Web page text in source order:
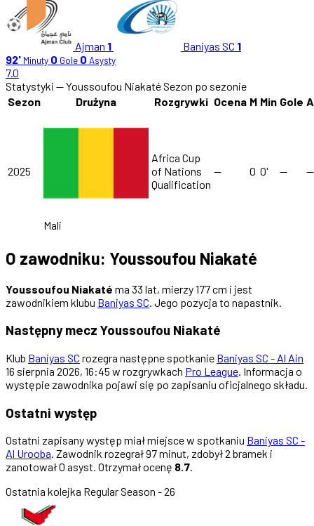
Ajman 1 Baniyas SC 1
92' Minuty 0 Gole 0 Asysty
7.0
Statystyki — Youssoufou NiakatéSezon po sezonie
Sezon
Drużyna Rozgrywki Ocena M Min Gole
2025
Mali
Africa Cup
of Nations
Qualification
— 0 0' — —
O zawodniku: Youssoufou Niakaté
Youssoufou Niakaté ma 33 lat, mierzy 177 cm i jest
zawodnikiem klubu Baniyas SC . Jego pozycja to napastnik.
Następny mecz Youssoufou Niakaté
Klub Baniyas SC rozegra następne spotkanie Baniyas SC - Al Ain
16 sierpnia 2026, 16:45 w rozgrywkach Pro League. Informacja o
występie zawodnika pojawi się po zapisaniu oficjalnego składu.
Ostatni występ
Ostatni zapisany występ miał miejsce w spotkaniu Baniyas SC -
Al Urooba. Zawodnik rozegrał 97 minut, zdobył 2 bramek i
zanotował 0 asyst. Otrzymał ocenę 8.7.
Ostatnia kolejka Regular Season - 26